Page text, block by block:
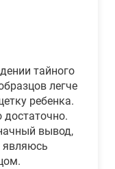
тайного
легче
ребенка.
достаточно.
вывод,